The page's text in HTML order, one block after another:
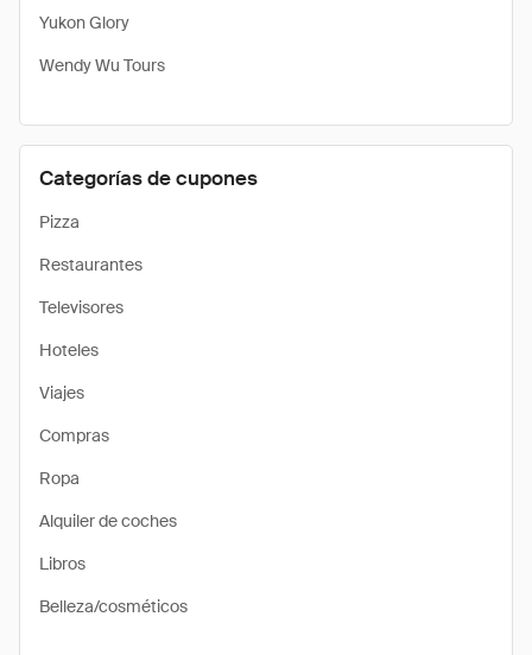
Yukon Glory
Wendy Wu Tours
Categorías de cupones
Pizza
Restaurantes
Televisores
Hoteles
Viajes
Compras
Ropa
Alquiler de coches
Libros
Belleza/cosméticos